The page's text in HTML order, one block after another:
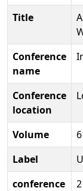
Title
Conference
name
Conference
location
Volume
Label
conference